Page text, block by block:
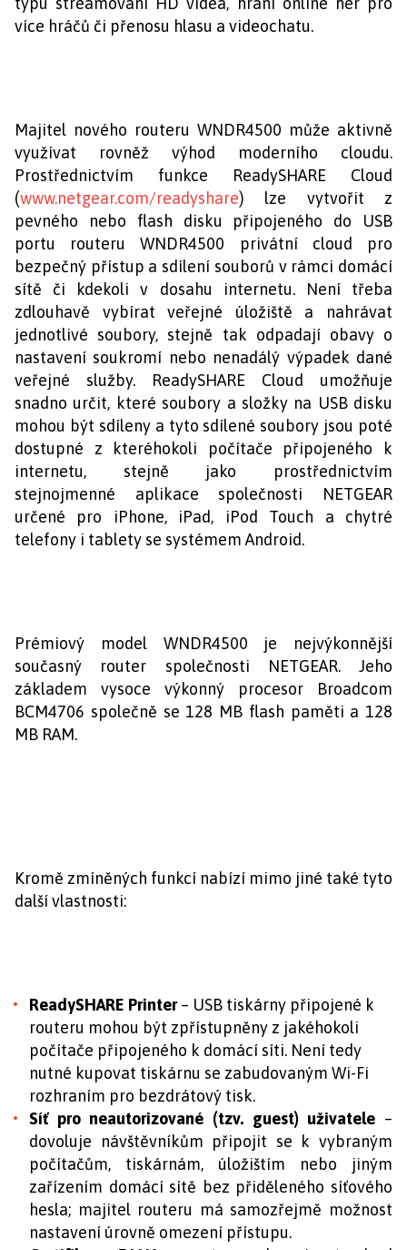
více hráčů či přenosu hlasu a videochatu.
Majitel nového routeru WNDR4500 může aktivně
využívat rovněž výhod moderního cloudu.
Prostřednictvím funkce ReadySHARE Cloud
(www.netgear.com/readyshare) lze vytvořit z
pevného nebo flash disku připojeného do USB
portu routeru WNDR4500 privátní cloud pro
bezpečný přístup a sdílení souborů v rámci domácí
sítě či kdekoli v dosahu internetu. Není třeba
zdlouhavě vybírat veřejné úložiště a nahrávat
jednotlivé soubory, stejně tak odpadají obavy o
nastavení soukromí nebo nenadálý výpadek dané
veřejné služby. ReadySHARE Cloud umožňuje
snadno určit, které soubory a složky na USB disku
mohou být sdíleny a tyto sdílené soubory jsou poté
dostupné z kteréhokoli počítače připojeného k
internetu, stejně jako prostřednictvím
stejnojmenné aplikace společnosti NETGEAR
určené pro iPhone, iPad, iPod Touch a chytré
telefony i tablety se systémem Android.
Prémiový model WNDR4500 je nejvýkonnější
současný router společnosti NETGEAR. Jeho
základem vysoce výkonný procesor Broadcom
BCM4706 společně se 128 MB flash paměti a 128
MB RAM.
Kromě zmíněných funkcí nabízí mimo jiné také tyto
další vlastnosti:
ReadySHARE Printer– USB tiskárny připojené k
routeru mohou být zpřístupněny z jakéhokoli
počítače připojeného k domácí síti. Není tedy
nutné kupovat tiskárnu se zabudovaným Wi-Fi
rozhraním pro bezdrátový tisk.
Síť pro neautorizované (tzv. guest) uživatele –
dovoluje návštěvníkům připojit se k vybraným
počítačům, tiskárnám, úložištím nebo jiným
zařízením domácí sítě bez přiděleného síťového
hesla; majitel routeru má samozřejmě možnost
nastavení úrovně omezení přístupu.